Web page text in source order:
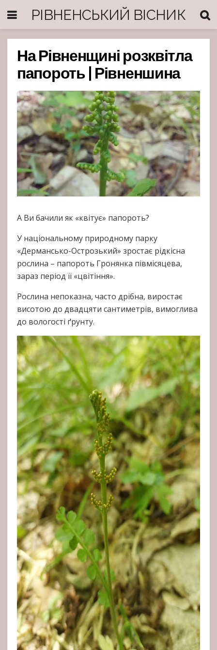
РІВНЕНСЬКИЙ ВІСНИК
На Рівненщині розквітла
папороть | Рівненшина
А Ви бачили як «квітує» папороть?
У національному природному парку
«Дермансько-Острозький» зростає рідкісна
рослина – папороть Гронянка півмісяцева,
зараз період її «цвітіння».
Рослина непоказна, часто дрібна, виростає
висотою до двадцяти сантиметрів, вимоглива
до вологості ґрунту.